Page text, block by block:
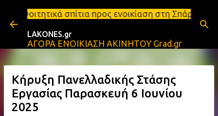
Μετάβαση στο κύριο περιεχόμενο
προς ενοικίαση στη Σπάρτη Ενοικιάσεις
LAKONES.gr
ΑΓΟΡΑ ΕΝΟΙΚΙΑΣΗ ΑΚΙΝΗΤΟΥ Grad.gr
Κήρυξη Πανελλαδικής Στάσης
Εργασίας Παρασκευή 6 Ιουνίου
2025